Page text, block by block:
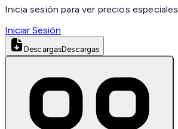
Inicia sesión para ver precios especiales
Iniciar Sesión
DescargasDescargas